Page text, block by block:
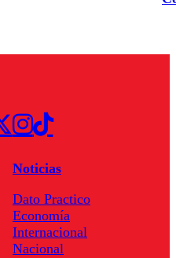
Noticias
Dato Practico
Economía
Internacional
Nacional